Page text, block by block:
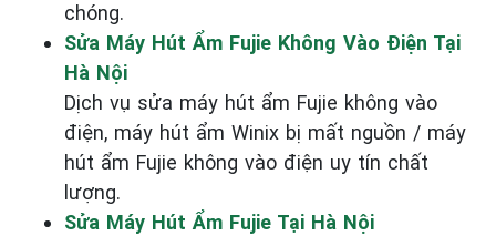
chóng.
Sửa Máy Hút Ẩm Fujie Không Vào Điện Tại
Hà Nội
Dịch vụ sửa máy hút ẩm Fujie không vào
điện, máy hút ẩm Winix bị mất nguồn / máy
hút ẩm Fujie không vào điện uy tín chất
lượng.
Sửa Máy Hút Ẩm Fujie Tại Hà Nội